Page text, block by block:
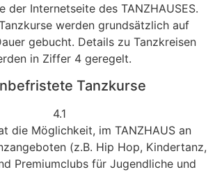
der Internetseite des TANZHAUSES.
werden grundsätzlich auf
gebucht. Details zu Tanzkreisen
in Ziffer 4 geregelt.
Tanzkurse
4.1
die Möglichkeit, im TANZHAUS an
(z.B. Hip Hop, Kindertanz,
Premiumclubs für Jugendliche und